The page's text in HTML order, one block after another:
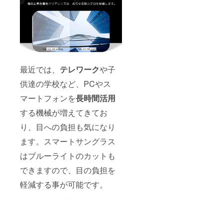
最近では、 テレワークや子
供達の学校など、PCやス
マートフォンを長時間活用
する機械が増えてきてお
り、目への負担も気になり
ます。スマートサングラス
はブルーライトのカットも
できますので、目の負担を
軽減する事が可能です。